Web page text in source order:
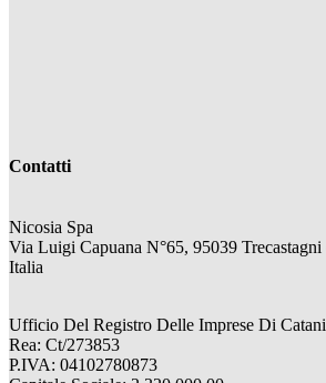
Contatti
Nicosia Spa
Via Luigi Capuana N°65, 95039
Italia
Ufficio Del Registro Delle Imprese Di
Rea: Ct/273853
P.IVA: 04102780873